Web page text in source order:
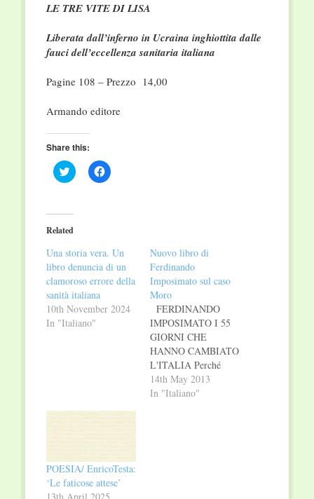
LE TRE VITE DI LISA
Liberata dall’inferno in Ucraina inghiottita dalle
fauci dell’eccellenza sanitaria italiana
Pagine 108 – Prezzo 14,00
Armando editore
Share this:
Click
to
(Opens
in
new
Click
to
Related
Una storia vera. Un
libro denuncia di un
clamoroso errore della
sanità italiana
10th November 2024
In "Italiano"
Nuovo libro di
Ferdinando
Imposimato sul caso
Moro
FERDINANDO
IMPOSIMATO I 55
GIORNI CHE
HANNO CAMBIATO
L'ITALIA Perché
Aldo Moro doveva
morire? La storia vera
14th May 2013
In "Italiano"
POESIA/ EnricoTesta:
‘Le faticose attese’